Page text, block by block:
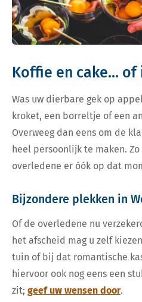
Koffie en cake...
Was uw dierbare gek op
kroket, een borreltje of een
Overweeg dan eens om de
heel persoonlijk te maken.
overledene er óók op dat
Bijzondere plekken in
Of de overledene nu
het afscheid mag u zelf
tuin of bij dat romantische
hiervoor ook nog eens een
zit; geef uw wensen door.